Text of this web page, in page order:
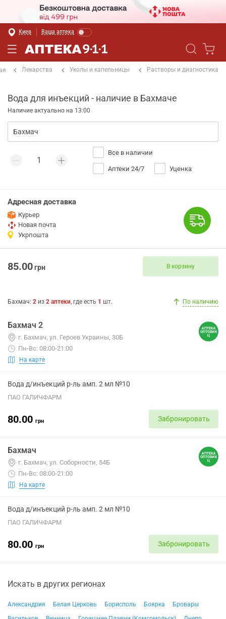
Киев Ваша аптека
Лекарства Уколы и капельницы Растворы и диагностика
Вода для инъекций - наличие в Бахмаче
Наличие актуально на 13:00
Все в наличии
Аптеки 24/7 Уценка
Адресная доставка
Курьер
Новая почта
Укрпошта
85.00грн В корзину
Бахмач: 2 из 2 аптеки, где есть 1 шт. По наличию
Бахмач 2
г. Бахмач, ул. Героев Украины, 30Б
Пн-Вс: 08:00-21:00
На карте
Вода д/инъекций р-ль амп. 2 мл №10
ПАО ГАЛИЧФАРМ
80.00 грн Забронировать
Бахмач
г. Бахмач, ул. Соборности, 54Б
Пн-Вс: 08:00-21:00
На карте
Вода д/инъекций р-ль амп. 2 мл №10
ПАО ГАЛИЧФАРМ
80.00 грн Забронировать
Искать в других регионах
Александрия Белая Церковь Борисполь Боярка
Бровары